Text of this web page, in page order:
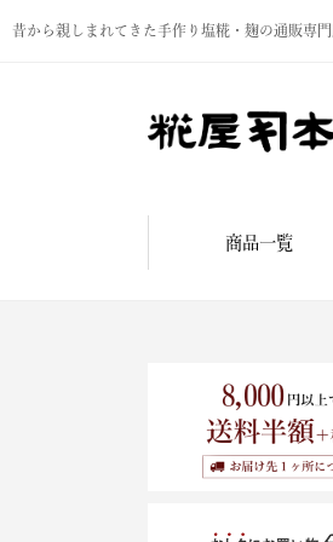
昔から親しまれてきた手作り塩糀・麹の通販専
商品一覧